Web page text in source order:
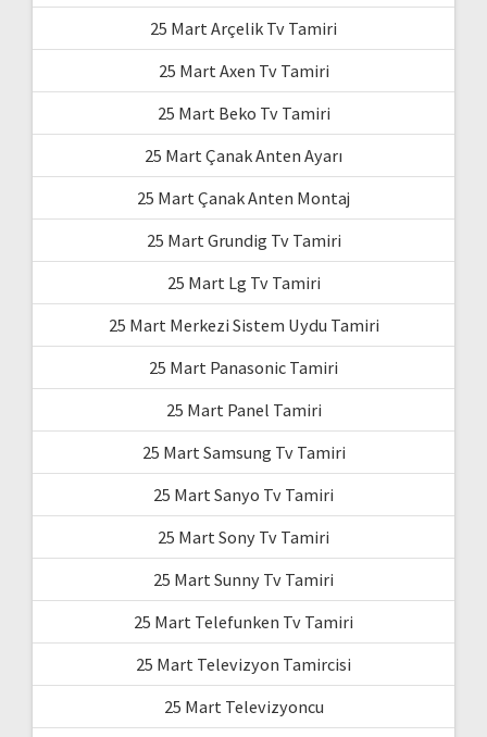
25 Mart Arçelik Tv Tamiri
25 Mart Axen Tv Tamiri
25 Mart Beko Tv Tamiri
25 Mart Çanak Anten Ayarı
25 Mart Çanak Anten Montaj
25 Mart Grundig Tv Tamiri
25 Mart Lg Tv Tamiri
25 Mart Merkezi Sistem Uydu Tamiri
25 Mart Panasonic Tamiri
25 Mart Panel Tamiri
25 Mart Samsung Tv Tamiri
25 Mart Sanyo Tv Tamiri
25 Mart Sony Tv Tamiri
25 Mart Sunny Tv Tamiri
25 Mart Telefunken Tv Tamiri
25 Mart Televizyon Tamircisi
25 Mart Televizyoncu